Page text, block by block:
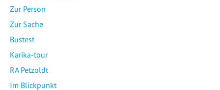
Zur Person
Zur Sache
Bustest
Karika-tour
RA Petzoldt
Im Blickpunkt